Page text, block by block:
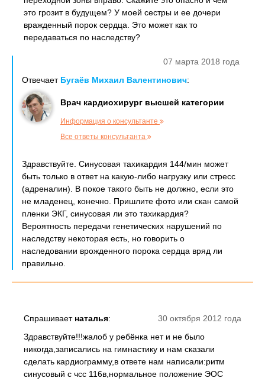
это грозит в будущем? У моей сестры и ее дочери
вражденный порок сердца. Это может как то
передаваться по наследству?
07 марта 2018 года
Отвечает Бугаёв Михаил Валентинович:
Врач кардиохирург высшей категории
Информация о консультанте
Все ответы консультанта
Здравствуйте. Синусовая тахикардия 144/мин может
быть только в ответ на какую-либо нагрузку или стресс
(адреналин). В покое такого быть не должно, если это
не младенец, конечно. Пришлите фото или скан самой
пленки ЭКГ, синусовая ли это тахикардия?
Вероятность передачи генетических нарушений по
наследству некоторая есть, но говорить о
наследовании врожденного порока сердца вряд ли
правильно.
30 октября 2012 года
Спрашивает наталья:
Здравствуйте!!!жалоб у ребёнка нет и не было
никогда,записались на гимнастику и нам сказали
сделать кардиограмму,в ответе нам написали:ритм
синусовый с чсс 116в,нормальное положение ЭОС